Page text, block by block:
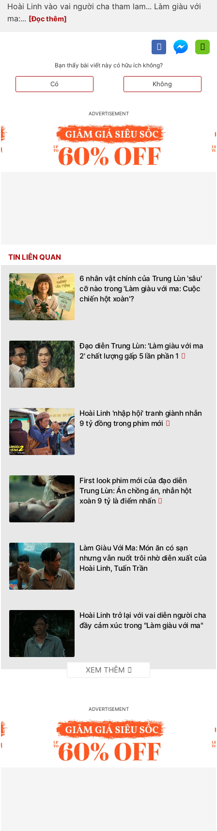
Hoài Linh vào vai người cha tham lam... Làm giàu với
ma:...
Bạn thấy bài viết này có hữu ích không?
Có Không
TIN LIÊN QUAN
6 nhân vật chính của Trung Lùn 'sâu'
cỡ nào trong 'Làm giàu với ma: Cuộc
chiến hột xoàn'?
Đạo diễn Trung Lùn: 'Làm giàu với ma
2' chất lượng gấp 5 lần phần 1
Hoài Linh 'nhập hội' tranh giành nhẫn
9 tỷ đồng trong phim mới
First look phim mới của đạo diễn
Trung Lùn: Án chồng án, nhẫn hột
xoàn 9 tỷ là điểm nhấn
Làm Giàu Với Ma: Món ăn có sạn
nhưng vẫn nuốt trôi nhờ diễn xuất của
Hoài Linh, Tuấn Trần
Hoài Linh trở lại với vai diễn người cha
đầy cảm xúc trong "Làm giàu với ma"